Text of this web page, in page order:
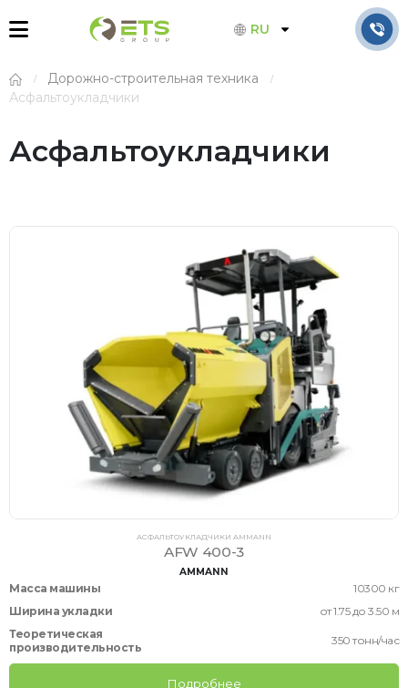
RU
Дорожно-строительная техника
Асфальтоукладчики
Асфальтоукладчики
АСФАЛЬТОУКЛАДЧИКИ AMMANN
AFW 400-3
AMMANN
Масса машины
10300 кг
Ширина укладки
от 1.75 до 3.50 м
Теоретическая
производительность
350 тонн/час
Подробнее